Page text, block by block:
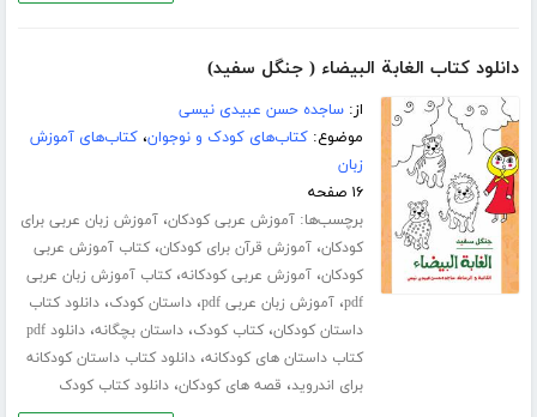
دانلود کتاب الغابة البیضاء ( جنگل سفید)
از:ساجده حسن عبیدی نیسی
موضوع:کتاب‌های کودک و نوجوان،کتاب‌های آموزش
زبان
۱۶ صفحه
برچسب‌ها:آموزش عربی کودکان،آموزش زبان عربی برای
کودکان،آموزش قرآن برای کودکان،کتاب آموزش عربی
کودکان،آموزش عربی کودکانه،کتاب آموزش زبان عربی
pdf،آموزش زبان عربی pdf ،داستان کودک،دانلود کتاب
داستان کودکان،کتاب کودک،داستان بچگانه،
دانلود pdf
کتاب داستان های کودکانه،دانلود کتاب داستان کودکانه
برای اندروید، قصه های کودکان،دانلود کتاب کودک